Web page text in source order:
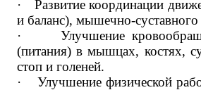
·
Развитие координации
и баланс), мышечно-суставного
·
Улучшение
(питания) в мышцах, костях,
стоп и голеней.
·
Улучшение физической